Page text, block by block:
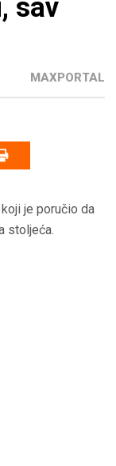
sav
MAXPORTAL
koji je poručio da
stoljeća.